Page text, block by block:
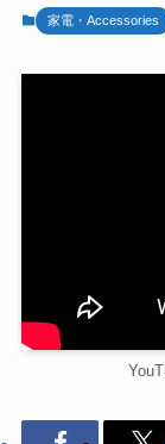
家電・Accessories